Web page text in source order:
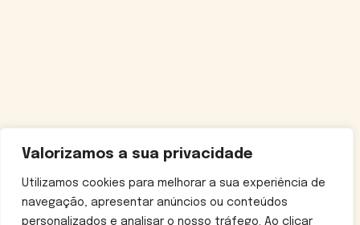
Valorizamos a sua privacidade
Utilizamos cookies para melhorar a sua experiência de
navegação, apresentar anúncios ou conteúdos
personalizados e analisar o nosso tráfego. Ao clicar